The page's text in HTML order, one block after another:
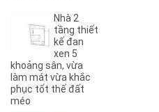
(7)
(3)
A12 (6)
A13(2)
A14(1)
Nhà 2
tầng thiết
kế đan
xen 5
khoảng sân, vừa
làm mát vừa khắc
phục tốt thế đất
méo